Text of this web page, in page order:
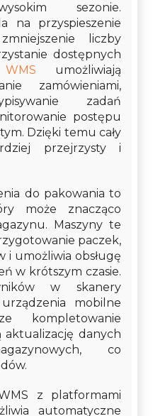
sezonie.
na przyspieszenie
liczby
dostępnych
umożliwiają
zamówieniami,
zadań
postępu
Dzięki temu cały
przejrzysty i
do pakowania to
może znacząco
Maszyny te
paczek,
i umożliwia obsługę
w krótszym czasie.
w skanery
mobilne
kompletowanie
aktualizację danych
co
z platformami
automatyczne